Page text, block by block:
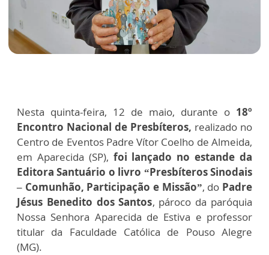
Nesta quinta-feira, 12 de maio, durante o 18º
Encontro Nacional de Presbíteros, realizado no
Centro de Eventos Padre Vítor Coelho de Almeida,
em Aparecida (SP), foi lançado no estande da
Editora Santuário o livro “Presbíteros Sinodais
– Comunhão, Participação e Missão”, do Padre
Jésus Benedito dos Santos, pároco da paróquia
Nossa Senhora Aparecida de Estiva e professor
titular da Faculdade Católica de Pouso Alegre
(MG).